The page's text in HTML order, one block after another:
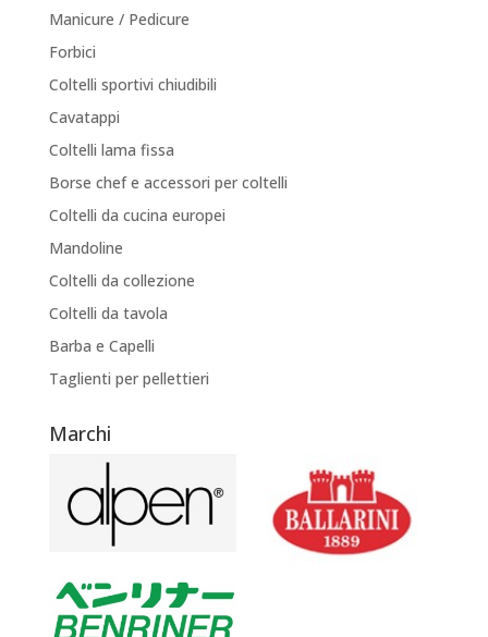
Manicure / Pedicure
Forbici
Coltelli sportivi chiudibili
Cavatappi
Coltelli lama fissa
Borse chef e accessori per coltelli
Coltelli da cucina europei
Mandoline
Coltelli da collezione
Coltelli da tavola
Barba e Capelli
Taglienti per pellettieri
Marchi